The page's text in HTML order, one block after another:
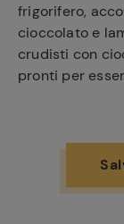
frigorifero,
cioccolato e
crudisti con
pronti per